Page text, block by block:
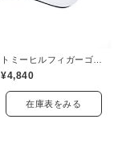
¥4,840
在庫表をみる